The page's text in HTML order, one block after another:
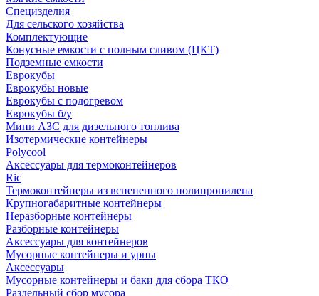
Специзделия
Для сельского хозяйства
Комплектующие
Конусные емкости с полным сливом (ЦКТ)
Подземные емкости
Еврокубы
Еврокубы новые
Еврокубы с подогревом
Еврокубы б/у
Мини АЗС для дизельного топлива
Изотермические контейнеры
Polycool
Аксессуары для термоконтейнеров
Ric
Термоконтейнеры из вспененного полипропилена
Крупногабаритные контейнеры
Неразборные контейнеры
Разборные контейнеры
Аксессуары для контейнеров
Мусорные контейнеры и урны
Аксессуары
Мусорные контейнеры и баки для сбора ТКО
Раздельный сбор мусора